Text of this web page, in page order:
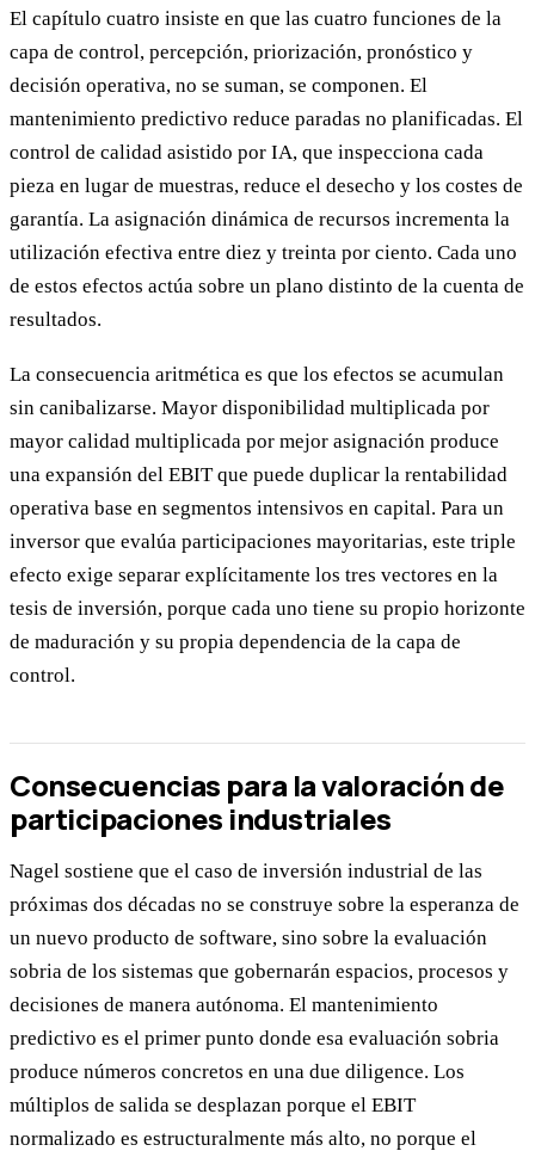
El capítulo cuatro insiste en que las cuatro funciones de la
capa de control, percepción, priorización, pronóstico y
decisión operativa, no se suman, se componen. El
mantenimiento predictivo reduce paradas no planificadas. El
control de calidad asistido por IA, que inspecciona cada
pieza en lugar de muestras, reduce el desecho y los costes de
garantía. La asignación dinámica de recursos incrementa la
utilización efectiva entre diez y treinta por ciento. Cada uno
de estos efectos actúa sobre un plano distinto de la cuenta de
resultados.
La consecuencia aritmética es que los efectos se acumulan
sin canibalizarse. Mayor disponibilidad multiplicada por
mayor calidad multiplicada por mejor asignación produce
una expansión del EBIT que puede duplicar la rentabilidad
operativa base en segmentos intensivos en capital. Para un
inversor que evalúa participaciones mayoritarias, este triple
efecto exige separar explícitamente los tres vectores en la
tesis de inversión, porque cada uno tiene su propio horizonte
de maduración y su propia dependencia de la capa de
control.
Consecuencias para la valoración de
participaciones industriales
Nagel sostiene que el caso de inversión industrial de las
próximas dos décadas no se construye sobre la esperanza de
un nuevo producto de software, sino sobre la evaluación
sobria de los sistemas que gobernarán espacios, procesos y
decisiones de manera autónoma. El mantenimiento
predictivo es el primer punto donde esa evaluación sobria
produce números concretos en una due diligence. Los
múltiplos de salida se desplazan porque el EBIT
normalizado es estructuralmente más alto, no porque el